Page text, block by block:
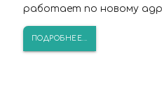
работает по новому
ПОДРОБНЕЕ...